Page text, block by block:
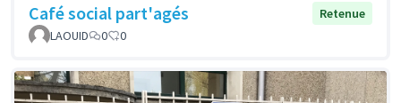
Café social part'agés
Retenue
LAOUID
0 0